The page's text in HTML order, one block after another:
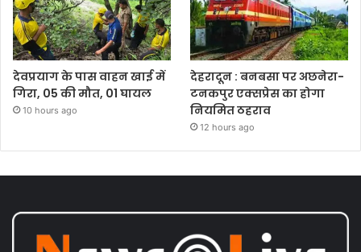
देवप्रयाग के पास वाहन खाई में
गिरा, 05 की मौत, 01 घायल
10 hours ago
देहरादून : बनबसा पर अछनेरा-
टनकपुर एक्सप्रेस का होगा
नियमित ठहराव
12 hours ago